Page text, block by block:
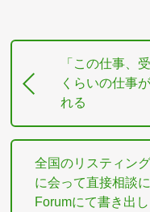
「この仕事、
くらいの仕事
れる
全国のリスティン
に会って直接相談
Forumにて書き出し